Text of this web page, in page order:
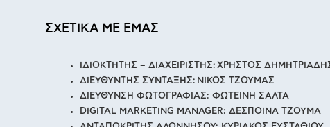
ΣΧΕΤΙΚΑ ΜΕ ΕΜΑΣ
ΙΔΙΟΚΤΗΤΗΣ – ΔΙΑΧΕΙΡΙΣΤΗΣ: ΧΡΗΣΤΟΣ
ΔΙΕΥΘΥΝΤΗΣ ΣΥΝΤΑΞΗΣ: ΝΙΚΟΣ ΤΖΟΥΜΑΣ
ΔΙΕΥΘΥΝΣΗ ΦΩΤΟΓΡΑΦΙΑΣ: ΦΩΤΕΙΝΗ ΣΑΛΤΑ
DIGITAL MARKETING MANAGER: ΔΕΣΠΟΙΝΑ ΤΖΟΥΜΑ